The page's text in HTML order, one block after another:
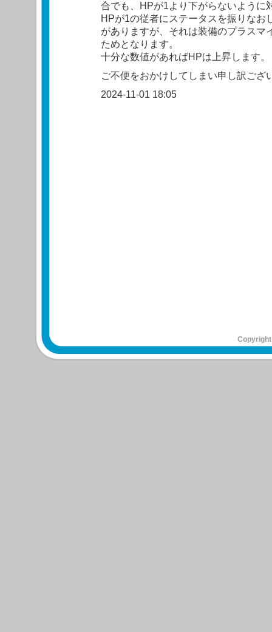
合でも、HPが1より下がらないように
HPが1の従者にステータスを振りなお
がありますが、それは装備のプラスマ
ためとなります。
十分な数値があればHPは上昇します。
ご不便をおかけしてしまい申し訳ござ
2024-11-01 18:05